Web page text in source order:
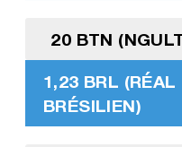
20 BTN
1,23 BRL (RÉAL
BRÉSILIEN)